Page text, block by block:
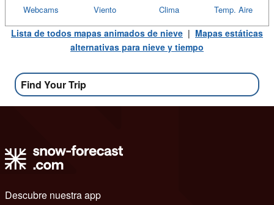
Temp. Aire
Clima
Viento
Webcams
Lista de todos mapas animados de nieve | Mapas estáticas
alternativas para nieve y tiempo
Find Your Trip
Descubre nuestra app